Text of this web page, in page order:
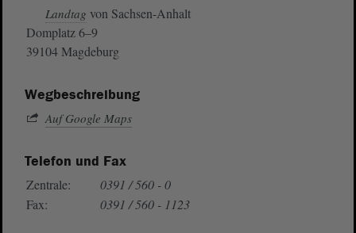
Landtag von Sachsen-Anhalt
Domplatz 6–9
39104 Magdeburg
Wegbeschreibung
Auf Google Maps
Telefon und Fax
Zentrale:
0391 / 560 - 0
Fax:
0391 / 560 - 1123